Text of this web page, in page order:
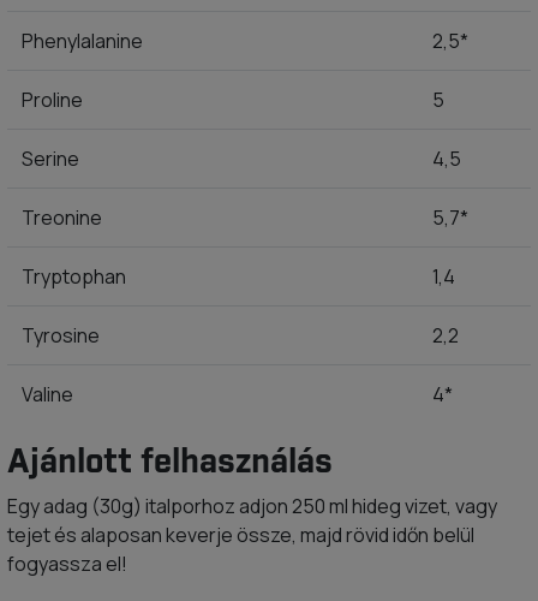
Phenylalanine 2,5*
Proline 5
Serine 4,5
Treonine 5,7*
Tryptophan 1,4
Tyrosine 2,2
Valine 4*
Ajánlott felhasználás
Egy adag (30g) italporhoz adjon 250 ml hideg vizet, vagy
tejet és alaposan keverje össze, majd rövid időn belül
fogyassza el!